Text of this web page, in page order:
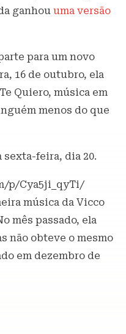
ganhou uma versão
para um novo
16 de outubro, ela
Quiero, música em
menos do que
sexta-feira, dia 20.
p/Cya5ji_qyTi/
música da Vicco
mês passado, ela
não obteve o mesmo
em dezembro de